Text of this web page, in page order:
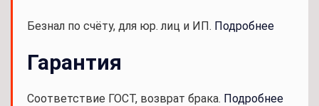
Безнал по счёту, для юр. лиц и ИП. Подробнее
Гарантия
Соответствие ГОСТ, возврат брака. Подробнее